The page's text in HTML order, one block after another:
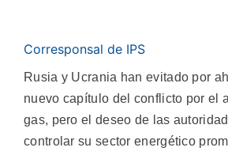
Corresponsal de IPS
Rusia y Ucrania han evitado por
nuevo capítulo del conflicto por el
gas, pero el deseo de las
controlar su sector energético